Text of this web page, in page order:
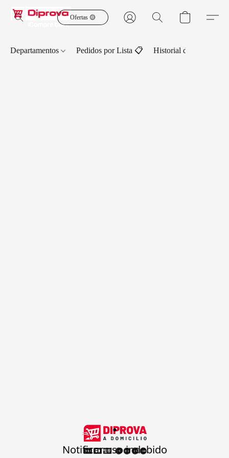
Ofertas 🟡
Departamentos Pedidos por Lista 📋 Historial de Pedidos
.
Notificar uso indebido